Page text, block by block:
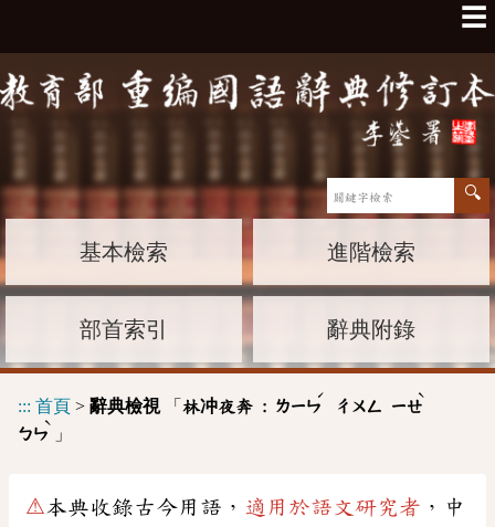
☰
基本檢索 進階檢索
部首索引 辭典附錄
::: 首頁 > 辭典檢視「 林冲夜奔 : ㄌㄧㄣ
ˊ
ㄔㄨㄥ ㄧㄝ
ˋ
ㄅㄣ
ˋ
」
⚠本典收錄古今用語， 適用於語文研究者 ，中